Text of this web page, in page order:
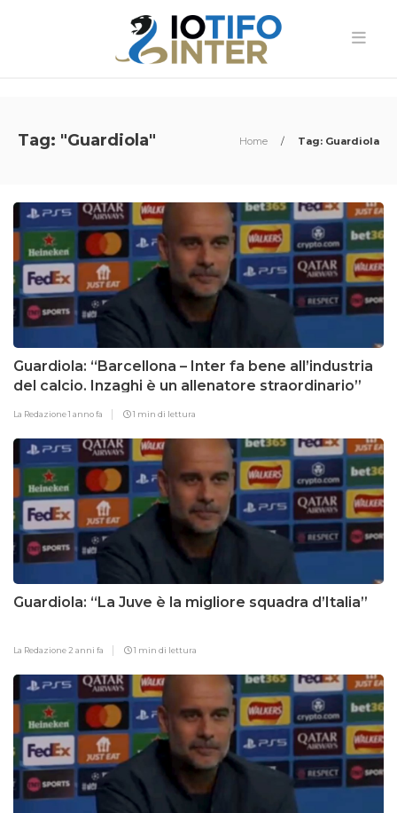
Tag: "Guardiola" Home / Tag: Guardiola
Guardiola: “Barcellona – Inter fa bene all’industria
del calcio. Inzaghi è un allenatore straordinario”
La Redazione1 anno fa 1 min di lettura
Guardiola: “La Juve è la migliore squadra d’Italia”
La Redazione 2 anni fa 1 min di lettura